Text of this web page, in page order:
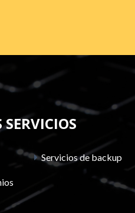
SERVICIOS
Servicios de backup